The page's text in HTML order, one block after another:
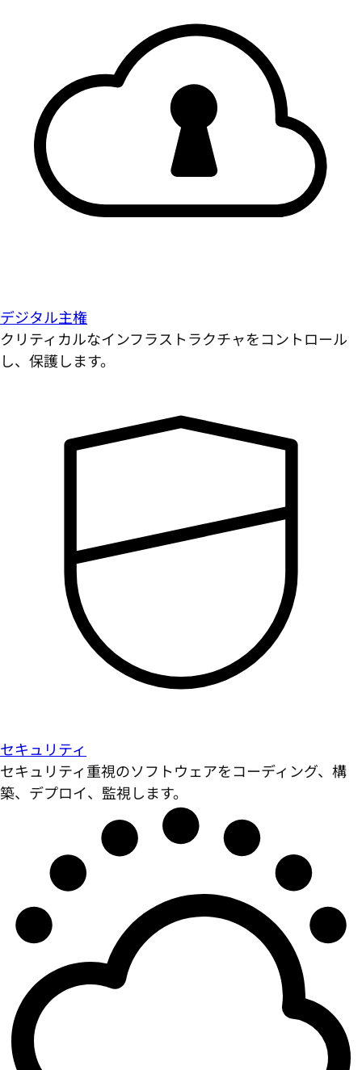
デジタル主権
クリティカルなインフラストラクチャをコントロール
し、保護します。
セキュリティ
セキュリティ重視のソフトウェアをコーディング、構
築、デプロイ、監視します。